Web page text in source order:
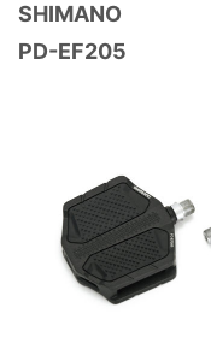
SHIMANO
PD-EF205